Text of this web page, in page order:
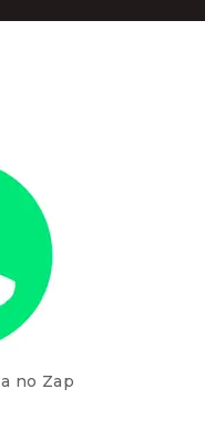
no Zap